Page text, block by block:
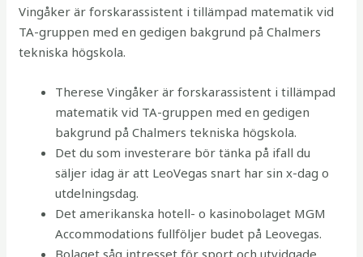
Vingåker är forskarassistent i tillämpad matematik vid
TA-gruppen med en gedigen bakgrund på Chalmers
tekniska högskola.
Therese Vingåker är forskarassistent i tillämpad
matematik vid TA-gruppen med en gedigen
bakgrund på Chalmers tekniska högskola.
Det du som investerare bör tänka på ifall du
säljer idag är att LeoVegas snart har sin x-dag o
utdelningsdag.
Det amerikanska hotell- o kasinobolaget MGM
Accommodations fullföljer budet på Leovegas.
Bolaget såg intresset för sport och utvidgade